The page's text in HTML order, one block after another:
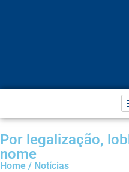
Por legalização,
nome
Home / Notícias